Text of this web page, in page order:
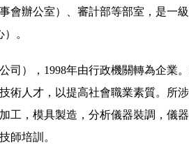
會辦公室）、審計部等部室，是一
。
司），1998年由行政機關轉為企業
術人才，以提高社會職業素質。所
工，模具製造，分析儀器裝調，儀
師培訓。